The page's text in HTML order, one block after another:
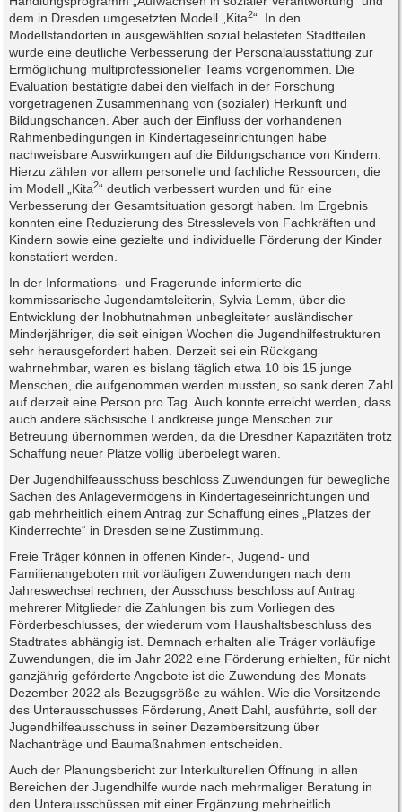
dem in Dresden umgesetzten Modell „Kita2“. In den
Modellstandorten in ausgewählten sozial belasteten Stadtteilen
wurde eine deutliche Verbesserung der Personalausstattung zur
Ermöglichung multiprofessioneller Teams vorgenommen. Die
Evaluation bestätigte dabei den vielfach in der Forschung
vorgetragenen Zusammenhang von (sozialer) Herkunft und
Bildungschancen. Aber auch der Einfluss der vorhandenen
Rahmenbedingungen in Kindertageseinrichtungen habe
nachweisbare Auswirkungen auf die Bildungschance von Kindern.
Hierzu zählen vor allem personelle und fachliche Ressourcen, die
im Modell „Kita2“ deutlich verbessert wurden und für eine
Verbesserung der Gesamtsituation gesorgt haben. Im Ergebnis
konnten eine Reduzierung des Stresslevels von Fachkräften und
Kindern sowie eine gezielte und individuelle Förderung der Kinder
konstatiert werden.
In der Informations- und Fragerunde informierte die
kommissarische Jugendamtsleiterin, Sylvia Lemm, über die
Entwicklung der Inobhutnahmen unbegleiteter ausländischer
Minderjähriger, die seit einigen Wochen die Jugendhilfestrukturen
sehr herausgefordert haben. Derzeit sei ein Rückgang
wahrnehmbar, waren es bislang täglich etwa 10 bis 15 junge
Menschen, die aufgenommen werden mussten, so sank deren Zahl
auf derzeit eine Person pro Tag. Auch konnte erreicht werden, dass
auch andere sächsische Landkreise junge Menschen zur
Betreuung übernommen werden, da die Dresdner Kapazitäten trotz
Schaffung neuer Plätze völlig überbelegt waren.
Der Jugendhilfeausschuss beschloss Zuwendungen für bewegliche
Sachen des Anlagevermögens in Kindertageseinrichtungen und
gab mehrheitlich einem Antrag zur Schaffung eines „Platzes der
Kinderrechte“ in Dresden seine Zustimmung.
Freie Träger können in offenen Kinder-, Jugend- und
Familienangeboten mit vorläufigen Zuwendungen nach dem
Jahreswechsel rechnen, der Ausschuss beschloss auf Antrag
mehrerer Mitglieder die Zahlungen bis zum Vorliegen des
Förderbeschlusses, der wiederum vom Haushaltsbeschluss des
Stadtrates abhängig ist. Demnach erhalten alle Träger vorläufige
Zuwendungen, die im Jahr 2022 eine Förderung erhielten, für nicht
ganzjährig geförderte Angebote ist die Zuwendung des Monats
Dezember 2022 als Bezugsgröße zu wählen. Wie die Vorsitzende
des Unterausschusses Förderung, Anett Dahl, ausführte, soll der
Jugendhilfeausschuss in seiner Dezembersitzung über
Nachanträge und Baumaßnahmen entscheiden.
Auch der Planungsbericht zur Interkulturellen Öffnung in allen
Bereichen der Jugendhilfe wurde nach mehrmaliger Beratung in
den Unterausschüssen mit einer Ergänzung mehrheitlich